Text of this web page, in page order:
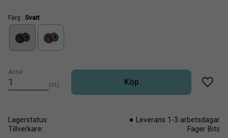
Färg : Svart
Antal
st Köp
Lägg
Lagerstatus
Leverans 1-3 arbetsdagar
Tillverkare
Fager Bits